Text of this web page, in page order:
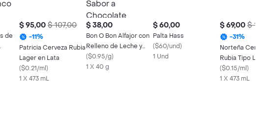
de
$ 95,00 $ 107,00
-11%
Patricia Cerveza Rubia
Lager en Lata
($0.21/ml)
1 X 473 mL
$ 38,00
Bon O Bon Alfajor con
Relleno de Leche y
Maní Sabor a
Chocolate
($0.95/g)
1 X 40 g
$ 60,00
Palta Hass
($60/und)
1 Und
$ 69,00 $
-31%
Norteña
Rubia Tipo
Estilo Pilsener
($0.15/ml)
1 X 473 mL